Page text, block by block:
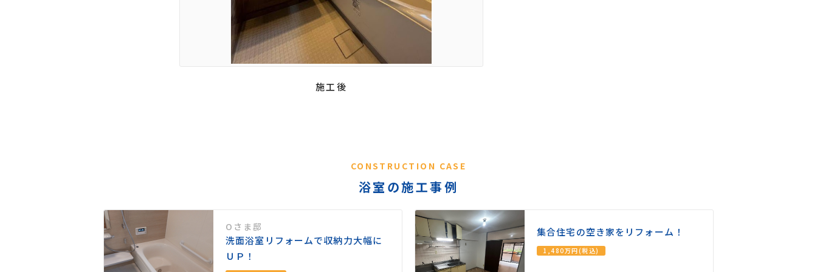
施工後
CONSTRUCTION CASE
浴室の施工事例
Oさま邸
洗面浴室リフォームで収納力大幅に
ＵＰ！
集合住宅の空き家をリフォーム！
1,480万円(税込)